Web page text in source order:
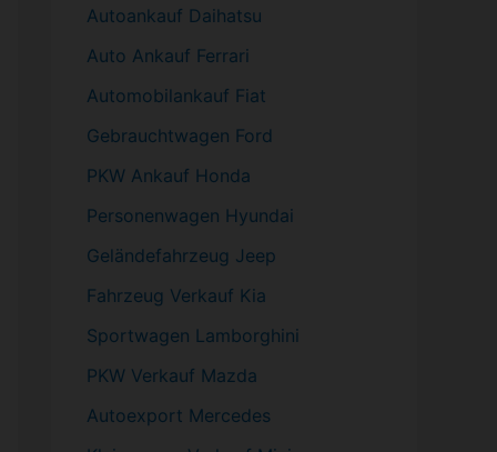
Autoankauf Daihatsu
Auto Ankauf Ferrari
Automobilankauf Fiat
Gebrauchtwagen Ford
PKW Ankauf Honda
Personenwagen Hyundai
Geländefahrzeug Jeep
Fahrzeug Verkauf Kia
Sportwagen Lamborghini
PKW Verkauf Mazda
Autoexport Mercedes